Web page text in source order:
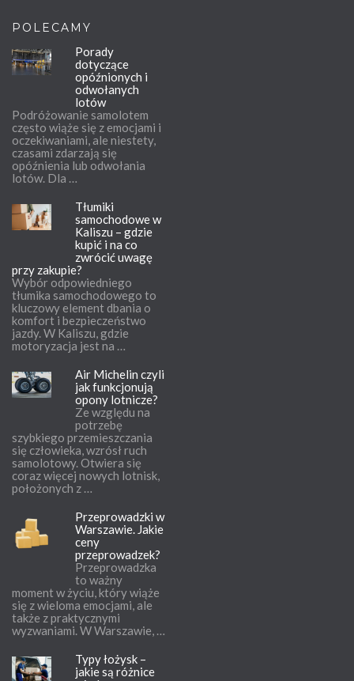
POLECAMY
Porady
dotyczące
opóźnionych i
odwołanych
lotów
Podróżowanie samolotem
często wiąże się z emocjami i
oczekiwaniami, ale niestety,
czasami zdarzają się
opóźnienia lub odwołania
lotów. Dla …
Tłumiki
samochodowe w
Kaliszu – gdzie
kupić i na co
zwrócić uwagę
przy zakupie?
Wybór odpowiedniego
tłumika samochodowego to
kluczowy element dbania o
komfort i bezpieczeństwo
jazdy. W Kaliszu, gdzie
motoryzacja jest na …
Air Michelin czyli
jak funkcjonują
opony lotnicze?
Ze względu na
potrzebę
szybkiego przemieszczania
się człowieka, wzrósł ruch
samolotowy. Otwiera się
coraz więcej nowych lotnisk,
położonych z …
Przeprowadzki w
Warszawie. Jakie
ceny
przeprowadzek?
Przeprowadzka
to ważny
moment w życiu, który wiąże
się z wieloma emocjami, ale
także z praktycznymi
wyzwaniami. W Warszawie, …
Typy łożysk –
jakie są różnice